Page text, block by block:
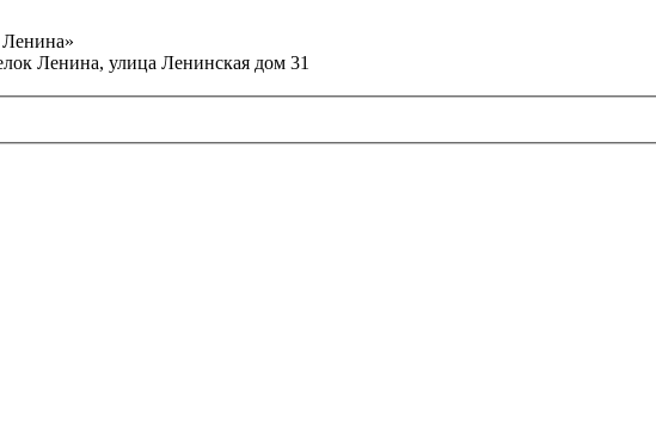
Ленина, улица Ленинская дом 31